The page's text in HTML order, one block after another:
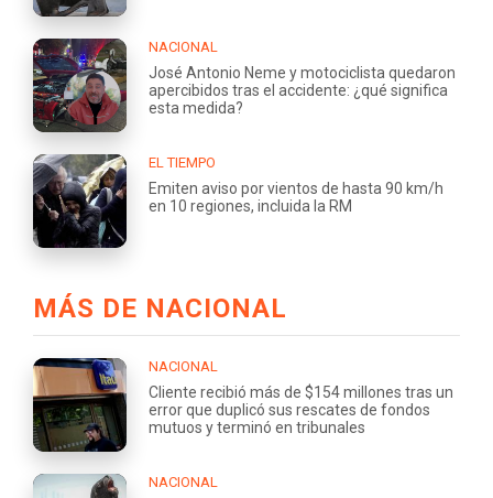
NACIONAL
José Antonio Neme y motociclista quedaron
apercibidos tras el accidente: ¿qué significa
esta medida?
EL TIEMPO
Emiten aviso por vientos de hasta 90 km/h
en 10 regiones, incluida la RM
MÁS DE NACIONAL
NACIONAL
Cliente recibió más de $154 millones tras un
error que duplicó sus rescates de fondos
mutuos y terminó en tribunales
NACIONAL